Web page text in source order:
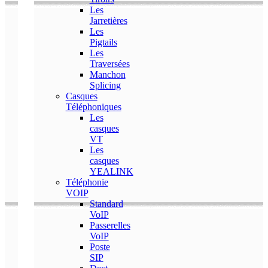
Les
Jarretières
Les
Pigtails
Les
Traversées
Manchon
Splicing
Casques
Téléphoniques
Les
casques
VT
Les
casques
YEALINK
Téléphonie
VOIP
Standard
VoIP
Passerelles
VoIP
Poste
SIP